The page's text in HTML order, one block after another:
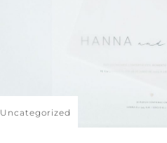
Uncategorized